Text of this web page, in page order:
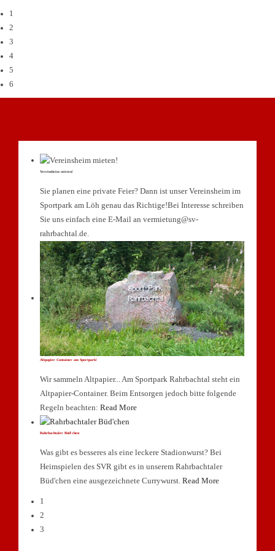
1
2
3
4
5
6
Vereinsheim mieten!
Sie planen eine private Feier? Dann ist unser Vereinsheim im
Sportpark am Löh genau das Richtige!Bei Interesse schreiben
Sie uns einfach eine E-Mail an vermietung@sv-
rahrbachtal.de.
Altpapier Container am Sportpark!
Wir sammeln Altpapier... Am Sportpark Rahrbachtal steht ein
Altpapier-Container. Beim Entsorgen jedoch bitte folgende
Regeln beachten: Read More
Rahrbachtaler Büd'chen
Was gibt es besseres als eine leckere Stadionwurst? Bei
Heimspielen des SVR gibt es in unserem Rahrbachtaler
Büd'chen eine ausgezeichnete Currywurst. Read More
1
2
3